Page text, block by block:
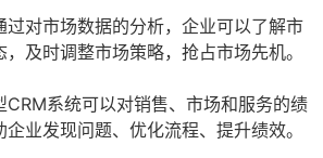
过对市场数据的分析，企业可以了解市
及时调整市场策略，抢占市场先机。
CRM系统可以对销售、市场和服务的绩
业发现问题、优化流程、提升绩效。